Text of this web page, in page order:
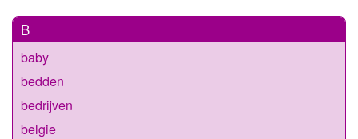
B
baby
bedden
bedrijven
belgie